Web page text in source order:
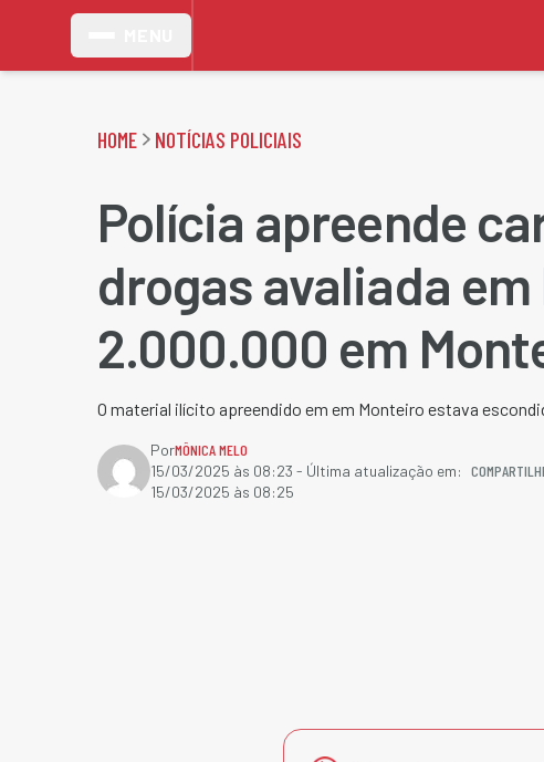
HOME NOTÍCIAS POLICIAIS
Polícia apreende
drogas avaliada em
2.000.000 em
O material ilícito apreendido em em Monteiro estava
PorMÔNICA MELO
15/03/2025 às 08:23 - Última atualização em:
15/03/2025 às 08:25